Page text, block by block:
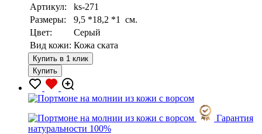
Артикул:
ks-271
Размеры:
9,5 *18,2 *1 см.
Цвет:
Серый
Вид кожи: Кожа ската
Купить в 1 клик
Купить
Гарантия
натуральности 100%